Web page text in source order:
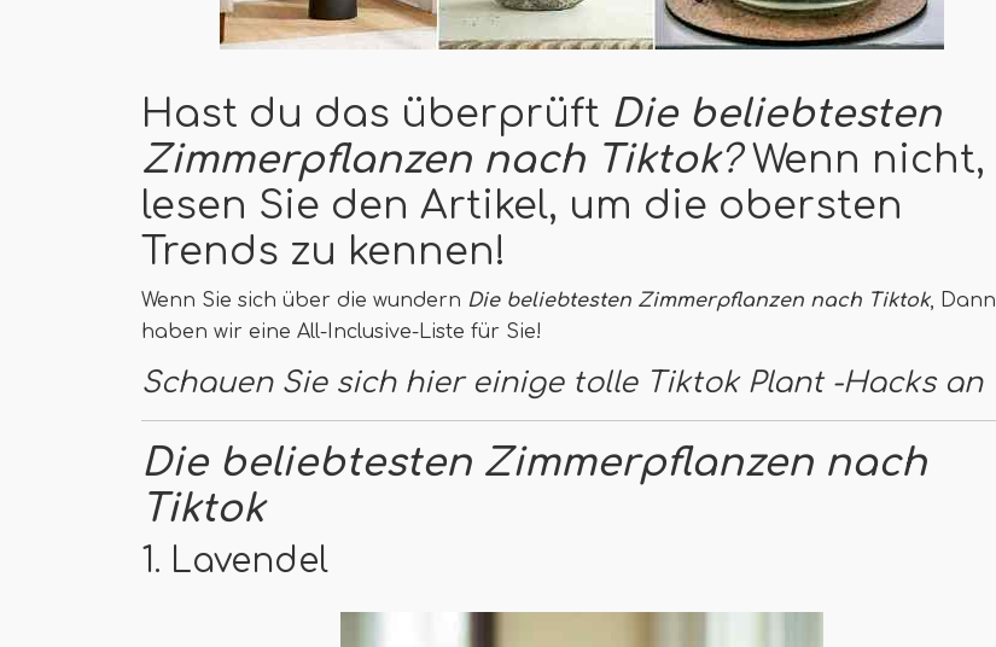
Hast du das überprüft Die beliebtesten
Zimmerpflanzen nach Tiktok?Wenn nicht,
lesen Sie den Artikel, um die obersten
Trends zu kennen!
Wenn Sie sich über die wundern Die beliebtesten Zimmerpflanzen nach Tiktok, Dann
haben wir eine All-Inclusive-Liste für Sie!
Schauen Sie sich hier einige tolle Tiktok Plant -Hacks an
Die beliebtesten Zimmerpflanzen nach
Tiktok
1. Lavendel